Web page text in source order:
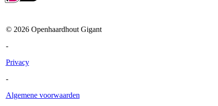
© 2026Openhaardhout Gigant
-
Privacy
-
Algemene voorwaarden